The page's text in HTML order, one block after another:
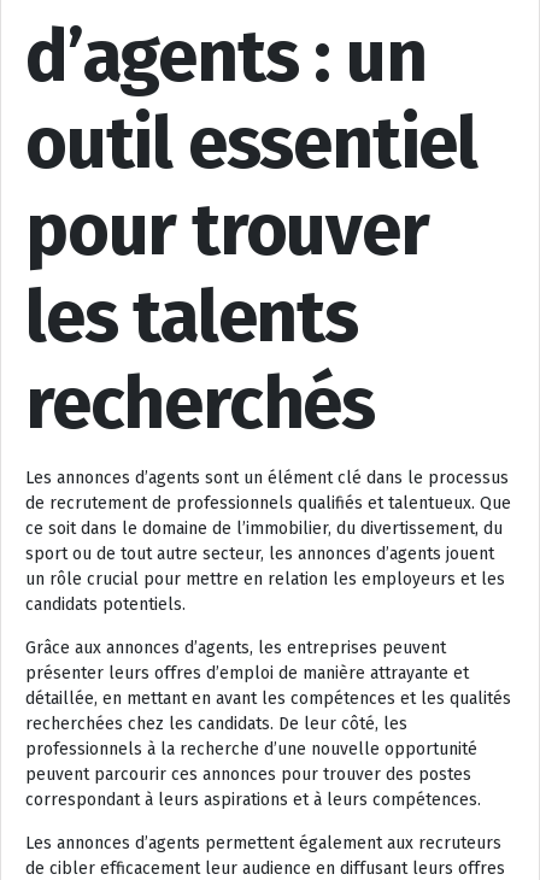
d’agents : un
outil essentiel
pour trouver
les talents
recherchés
Les annonces d’agents sont un élément clé dans le processus
de recrutement de professionnels qualifiés et talentueux. Que
ce soit dans le domaine de l’immobilier, du divertissement, du
sport ou de tout autre secteur, les annonces d’agents jouent
un rôle crucial pour mettre en relation les employeurs et les
candidats potentiels.
Grâce aux annonces d’agents, les entreprises peuvent
présenter leurs offres d’emploi de manière attrayante et
détaillée, en mettant en avant les compétences et les qualités
recherchées chez les candidats. De leur côté, les
professionnels à la recherche d’une nouvelle opportunité
peuvent parcourir ces annonces pour trouver des postes
correspondant à leurs aspirations et à leurs compétences.
Les annonces d’agents permettent également aux recruteurs
de cibler efficacement leur audience en diffusant leurs offres